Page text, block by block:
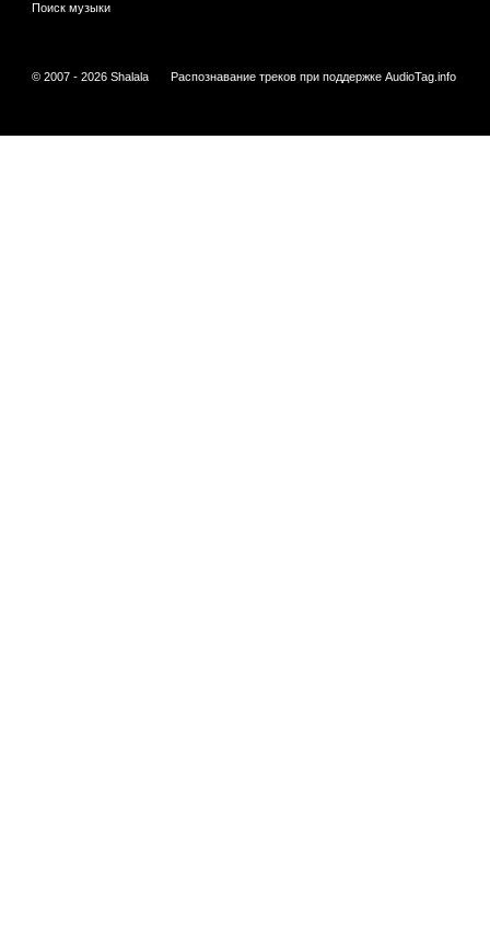
Поиск музыки
© 2007 - 2026 Shalala Распознавание треков при поддержке AudioTag.info